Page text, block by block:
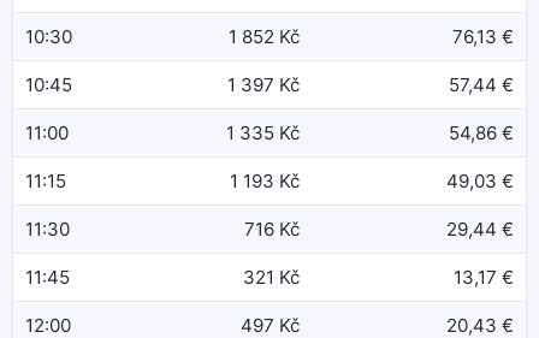
10:30 1 852 Kč 76,13 €
10:45 1 397 Kč 57,44 €
11:00 1 335 Kč 54,86 €
11:15 1 193 Kč 49,03 €
11:30 716 Kč 29,44 €
11:45 321 Kč 13,17 €
12:00 497 Kč 20,43 €